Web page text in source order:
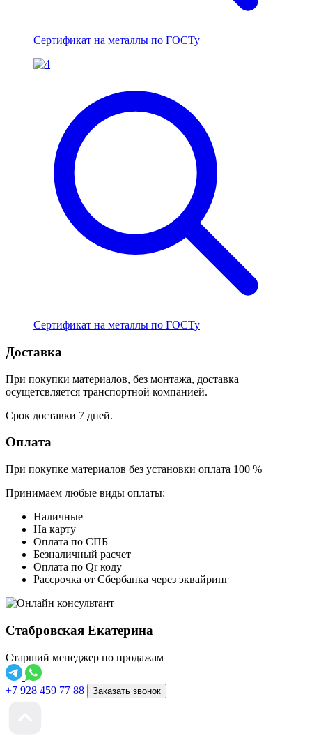
Сертификат на металлы по ГОСТу
Сертификат на металлы по ГОСТу
Доставка
При покупки материалов, без монтажа, доставка
осущетсвляется транспортной компанией.
Срок доставки 7 дней.
Оплата
При покупке материалов без установки оплата 100 %
Принимаем любые виды оплаты:
Наличные
На карту
Оплата по СПБ
Безналичный расчет
Оплата по Qr коду
Рассрочка от Сбербанка через эквайринг
Стабровская Екатерина
Старший менеджер по продажам
+7 928 459 77 88 Заказать звонок